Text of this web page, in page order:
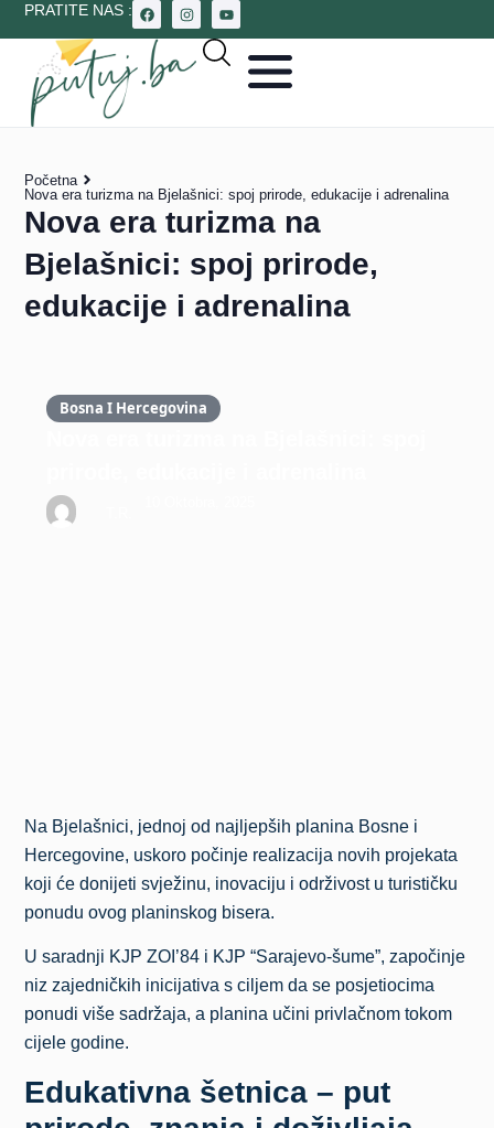
PRATITE NAS :
Početna
Nova era turizma na Bjelašnici: spoj prirode, edukacije i adrenalina
Nova era turizma na
Bjelašnici: spoj prirode,
edukacije i adrenalina
Bosna I Hercegovina
Na Bjelašnici, jednoj od najljepših planina Bosne i
Hercegovine, uskoro počinje realizacija novih projekata
koji će donijeti svježinu, inovaciju i održivost u turističku
ponudu ovog planinskog bisera.
U saradnji KJP ZOI’84 i KJP “Sarajevo-šume”, započinje
niz zajedničkih inicijativa s ciljem da se posjetiocima
ponudi više sadržaja, a planina učini privlačnom tokom
cijele godine.
Edukativna šetnica – put